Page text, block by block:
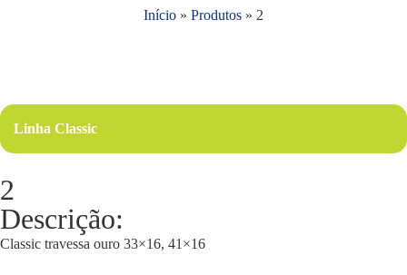
Início » Produtos » 2
Linha Classic
2
Descrição:
Classic travessa ouro 33×16, 41×16